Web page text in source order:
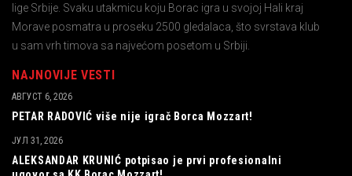
lige Srbije. Svaku utakmicu koju Borac igra u svojoj Hali kraj
Morave posmatra u proseku 2500 gledalaca, što svrstava klub
u sam vrh timova sa najvećom posetom u Srbiji.
NAJNOVIJE VESTI
PETAR RADOVIĆ više nije igrač Borca Mozzart!
АВГУСТ 6, 2026
ALEKSANDAR KRUNIĆ potpisao je prvi profesionalni
ЈУЛ 31, 2026